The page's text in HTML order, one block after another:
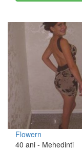
Flowern
40 ani - Mehedinti